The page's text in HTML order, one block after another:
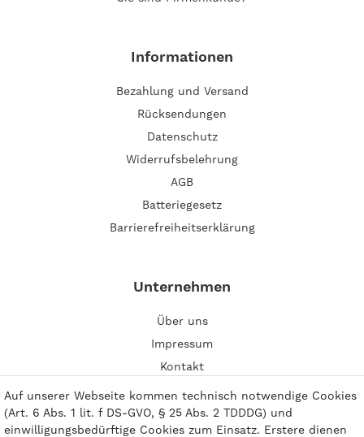
Informationen
Bezahlung und Versand
Rücksendungen
Datenschutz
Widerrufsbelehrung
AGB
Batteriegesetz
Barrierefreiheitserklärung
Unternehmen
Über uns
Impressum
Kontakt
Auf unserer Webseite kommen technisch notwendige Cookies
(Art. 6 Abs. 1 lit. f DS-GVO, § 25 Abs. 2 TDDDG) und
einwilligungsbedürftige Cookies zum Einsatz. Erstere dienen